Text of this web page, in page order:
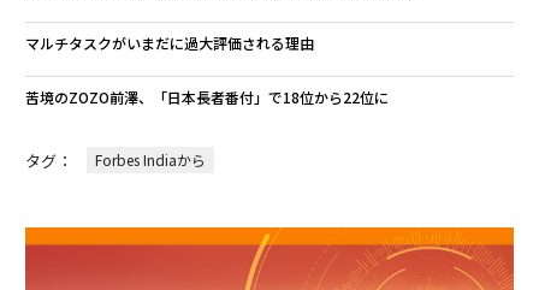
マルチタスクがいまだに過大評価される理由
苦境のZOZO前澤、「日本長者番付」で18位から22位に
タグ： Forbes Indiaから